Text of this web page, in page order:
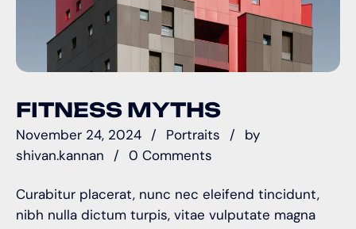
FITNESS MYTHS
November 24, 2024 Portraits
by
shivan.kannan
0 Comments
Curabitur placerat, nunc nec eleifend tincidunt,
nibh nulla dictum turpis, vitae vulputate magna